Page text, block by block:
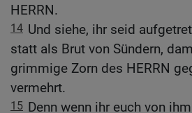
HERRN.
14 Und siehe, ihr seid
statt als Brut von Sündern,
grimmige Zorn des HERRN
vermehrt.
15 Denn wenn ihr euch von